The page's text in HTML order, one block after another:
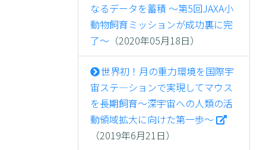
なるデータを蓄積 ～第5回JAXA小
動物飼育ミッションが成功裏に完
了～ （2020年05月18日）
世界初！月の重力環境を国際宇
宙ステ―ションで実現してマウス
を長期飼育～深宇宙への人類の活
動領域拡大に向けた第一歩～
（2019年6月21日）